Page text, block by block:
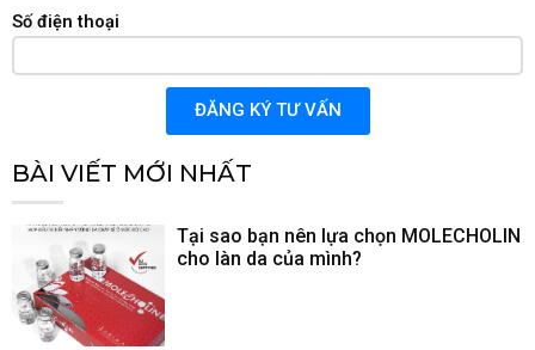
Số điện thoại
ĐĂNG KÝ TƯ VẤN
BÀI VIẾT MỚI NHẤT
Tại sao bạn nên lựa chọn MOLECHOLIN
cho làn da của mình?